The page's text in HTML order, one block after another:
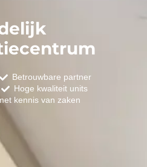
Betrouwbare partner
Hoge kwaliteit units
kennis van zaken